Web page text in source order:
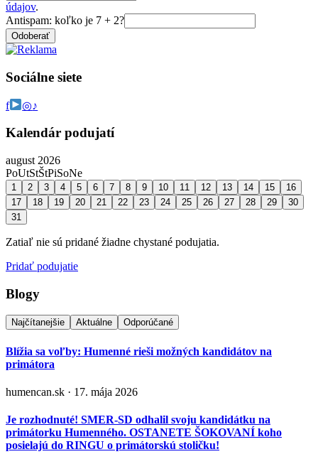
údajov.
Antispam: koľko je 7 + 2?
Odoberať
Sociálne siete
f ◎♪
Kalendár podujatí
august 2026
PoUtStŠtPiSoNe
1 2 3 4 5 6 7 8 9 10 11 12 13 14 15
16
17
18 19 20 21 22 23 24 25 26 27 28 29
30
31
Zatiaľ nie sú pridané žiadne chystané podujatia.
Pridať podujatie
Blogy
Najčítanejšie Aktuálne Odporúčané
Blížia sa voľby: Humenné rieši možných kandidátov na
primátora
humencan.sk · 17. mája 2026
Je rozhodnuté! SMER-SD odhalil svoju kandidátku na
primátorku Humenného. OSTANETE ŠOKOVANÍ koho
posielajú do RINGU o primátorskú stoličku!